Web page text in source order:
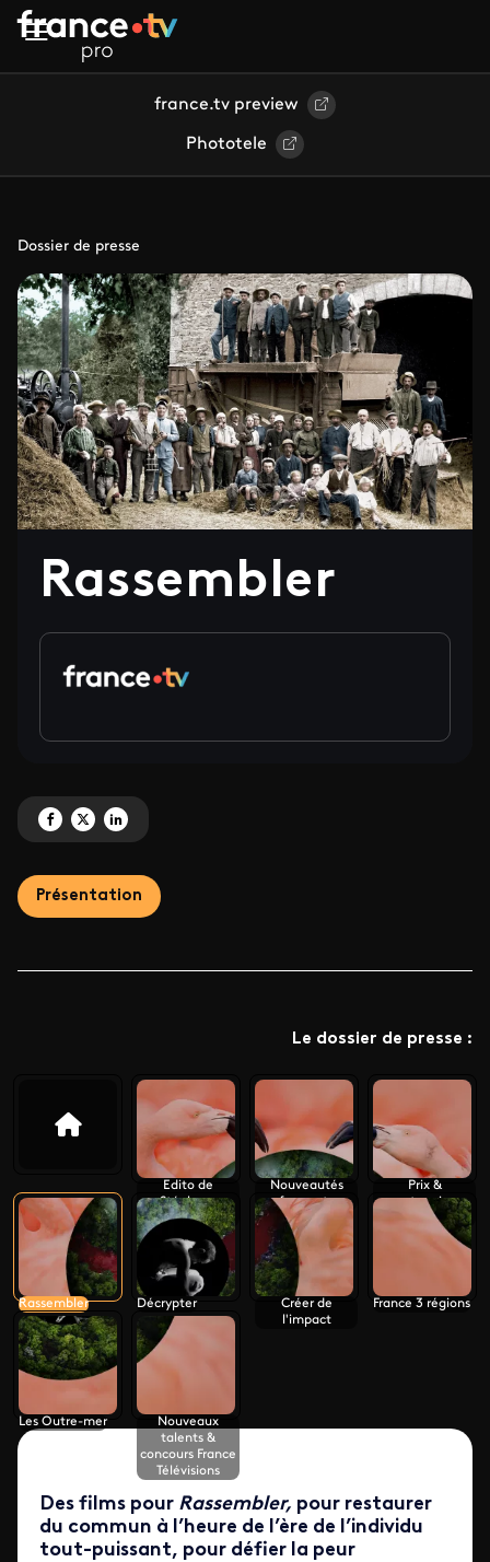
Aller au contenu principal
france.tv preview
Phototele
Dossier de presse
Rassembler
Partagez 'Rassembler' sur Facebook
Partagez 'Rassembler' sur X
Partagez 'Rassembler' sur LinkedIn
Présentation
Le dossier de presse :
Edito de
Stéphane
Sitbon-Gomez
Nouveautés
france.tv
Prix &
partenaires
internationaux
Rassembler Décrypter
Créer de
l'impact
France 3 régions
Les Outre-mer
Nouveaux
talents &
concours France
Télévisions
Des films pour Rassembler, pour restaurer
du commun à l’heure de l’ère de l’individu
tout-puissant, pour défier la peur